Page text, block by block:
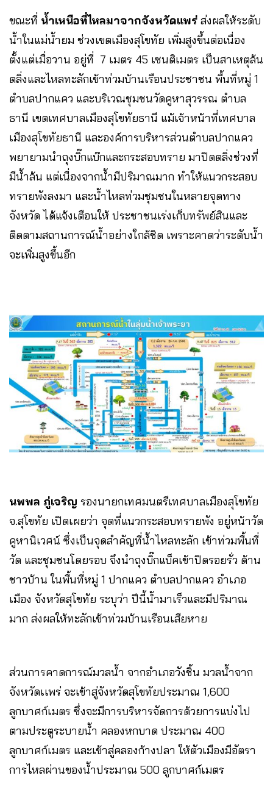
ขณะที่ น้ำเหนือที่ไหลมาจากจังหวัดแพร่ ส่งผลให้ระดับ
น้ำในแม่น้ำยม ช่วงเขตเมืองสุโขทัย เพิ่มสูงขึ้นต่อเนื่อง
ตั้งแต่เมื่อวาน อยู่ที่ 7 เมตร 45 เซนติเมตร เป็นสาเหตุล้น
ตลิ่งและไหลทะลักเข้าท่วมบ้านเรือนประชาชน พื้นที่หมู่ 1
ตำบลปากแคว และบริเวณชุมชนวัดคูหาสุวรรณ ตำบล
ธานี เขตเทศบาลเมืองสุโขทัยธานี แม้เจ้าหน้าที่เทศบาล
เมืองสุโขทัยธานี และองค์การบริหารส่วนตำบลปากแคว
พยายามนำถุงบิ๊กแบ๊กและกระสอบทราย มาปิดตลิ่งช่วงที่
มีน้ำล้น แต่เนื่องจากน้ำมีปริมาณมาก ทำให้แนวกระสอบ
ทรายพังลงมา และน้ำไหลท่วมชุมชนในหลายจุดทาง
จังหวัด ได้แจ้งเตือนให้ ประชาชนเร่งเก็บทรัพย์สินและ
ติดตามสถานการณ์น้ำอย่างใกล้ชิด เพราะคาดว่าระดับน้ำ
จะเพิ่มสูงขึ้นอีก
นพพล ภู่เจริญ รองนายกเทศมนตรีเทศบาลเมืองสุโขทัย
จ.สุโขทัย เปิดเผยว่า จุดที่แนวกระสอบทรายพัง อยู่หน้าวัด
คูหานิเวศน์ ซึ่งเป็นจุดสำคัญที่น้ำไหลทะลัก เข้าท่วมพื้นที่
วัด และชุมชนโดยรอบ จึงนำถุงบิ๊กแบ็คเข้าปิดรอยรั่ว ด้าน
ชาวบ้าน ในพื้นที่หมู่ 1 ปากแคว ตำบลปากแคว อำเภอ
เมือง จังหวัดสุโขทัย ระบุว่า ปีนี้น้ำมาเร็วและมีปริมาณ
มาก ส่งผลให้ทะลักเข้าท่วมบ้านเรือนเสียหาย
ส่วนการคาดการณ์มวลน้ำ จากอำเภอวังชิ้น มวลน้ำจาก
จังหวัดเเพร่ จะเข้าสู่จังหวัดสุโขทัยประมาณ 1,600
ลูกบาศก์เมตร ซึ่งจะมีการบริหารจัดการด้วยการแบ่งไป
ตามประตูระบายน้ำ คลองหกบาด ประมาณ 400
ลูกบาศก์เมตร และเข้าสู่คลองก้างปลา ให้ตัวเมืองมีอัตรา
การไหลผ่านของน้ำประมาณ 500 ลูกบาศก์เมตร